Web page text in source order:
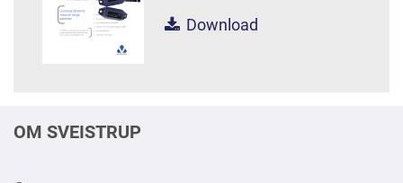
Download
OM SVEISTRUP